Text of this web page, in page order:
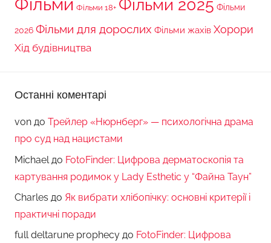
Фільми Фільми 18+ Фільми 2025 Фільми
2026 Фільми для дорослих Фільми жахів Хорори
Хід будівництва
Останні коментарі
von до Трейлер «Нюрнберг» — психологічна драма
про суд над нацистами
Michael до FotoFinder: Цифрова дерматоскопія та
картування родимок у Lady Esthetic у “Файна Таун”
Charles до Як вибрати хлібопічку: основні критерії і
практичні поради
full deltarune prophecy до FotoFinder: Цифрова